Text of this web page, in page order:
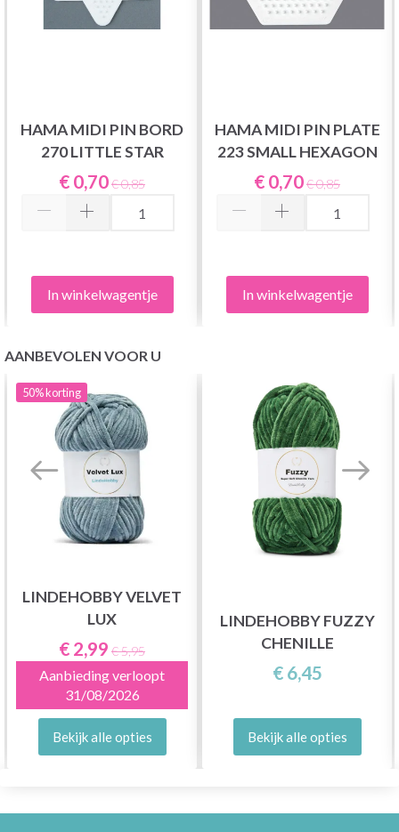
HAMA MIDI PIN BORD
270 LITTLE STAR
€ 0,70€ 0,85
In winkelwagentje
HAMA MIDI PIN PLATE
223 SMALL HEXAGON
€ 0,70€ 0,85
In winkelwagentje
AANBEVOLEN VOOR U
50%korting
LINDEHOBBY VELVET
LUX
€ 2,99 € 5,95
Aanbieding verloopt
31/08/2026
Bekijk alle opties
LINDEHOBBY FUZZY
CHENILLE
€ 6,45
Bekijk alle opties